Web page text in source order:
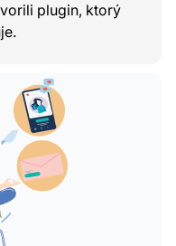
plugin, ktorý